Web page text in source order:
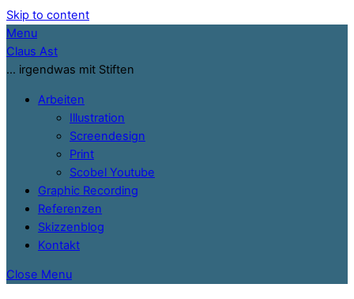
Skip to content
Menu
Claus Ast
… irgendwas mit Stiften
Arbeiten
Illustration
Screendesign
Print
Scobel Youtube
Graphic Recording
Referenzen
Skizzenblog
Kontakt
Close Menu